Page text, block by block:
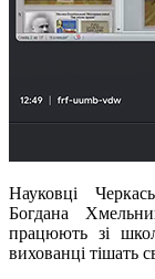
Науковці
Богдана
працюють зі
вихованці тішать